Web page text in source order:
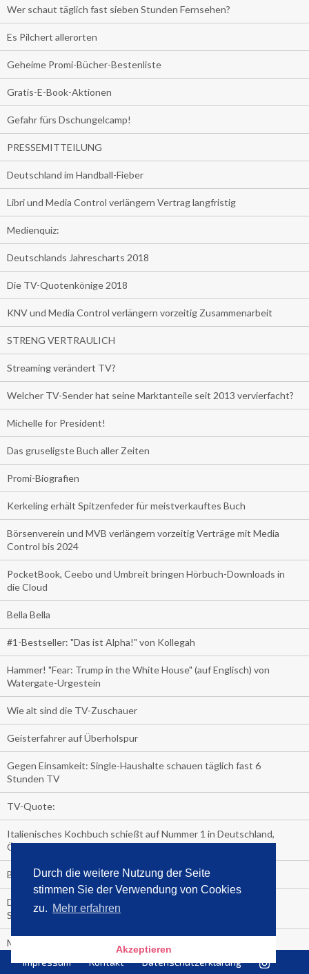
Durch die weitere Nutzung der Seite
stimmen Sie der Verwendung von Cookies
zu. Mehr erfahren
Akzeptieren
Wer schaut täglich fast sieben Stunden Fernsehen?
Es Pilchert allerorten
Geheime Promi-Bücher-Bestenliste
Gratis-E-Book-Aktionen
Gefahr fürs Dschungelcamp!
PRESSEMITTEILUNG
Deutschland im Handball-Fieber
Libri und Media Control verlängern Vertrag langfristig
Medienquiz:
Deutschlands Jahrescharts 2018
Die TV-Quotenkönige 2018
KNV und Media Control verlängern vorzeitig Zusammenarbeit
STRENG VERTRAULICH
Streaming verändert TV?
Welcher TV-Sender hat seine Marktanteile seit 2013 vervierfacht?
Michelle for President!
Das gruseligste Buch aller Zeiten
Promi-Biografien
Kerkeling erhält Spitzenfeder für meistverkauftes Buch
Börsenverein und MVB verlängern vorzeitig Verträge mit Media
Control bis 2024
PocketBook, Ceebo und Umbreit bringen Hörbuch-Downloads in
die Cloud
Bella Bella
#1-Bestseller: "Das ist Alpha!" von Kollegah
Hammer! "Fear: Trump in the White House" (auf Englisch) von
Watergate-Urgestein
Wie alt sind die TV-Zuschauer
Geisterfahrer auf Überholspur
Gegen Einsamkeit: Single-Haushalte schauen täglich fast 6
Stunden TV
TV-Quote:
Italienisches Kochbuch schießt auf Nummer 1 in Deutschland,
Österreich und Schweiz
Blick in die Garage der TV-Dauerglotzer
Die Deutschen investieren, während die Österreicher und
Schweizer noch nachdenken, wie sie reich werden.
Meistverkaufte Blu-ray im zweiten Quartal – Doppelspitze für
Impressum Kontakt Datenschutzerklärung